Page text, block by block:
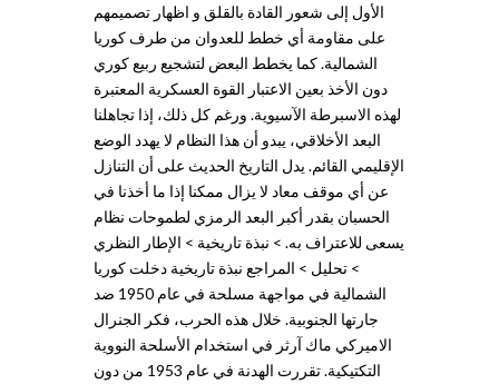
الأول إلى شعور القادة بالقلق و اظهار تصميمهم
على مقاومة أي خطط للعدوان من طرف كوريا
الشمالية. كما يخطط البعض لتشجيع ربيع كوري
دون الأخذ بعين الاعتبار القوة العسكرية المعتبرة
لهذه الاسبرطة الآسيوية. ورغم كل ذلك، إذا تجاهلنا
البعد الأخلاقي، يبدو أن هذا النظام لا يهدد الوضع
الإقليمي القائم. يدل التاريخ الحديث على أن التنازل
عن أي موقف معاد لا يزال ممكنا إذا ما أخذنا في
الحسبان بقدر أكبر البعد الرمزي لطموحات نظام
يسعى للاعتراف به. > نبذة تاريخية > الإطار النظري
> تحليل > المراجع نبذة تاريخية دخلت كوريا
الشمالية في مواجهة مسلحة في عام 1950 ضد
جارتها الجنوبية. خلال هذه الحرب، فكر الجنرال
الاميركي ماك آرثر في استخدام الأسلحة النووية
التكتيكية. تقررت الهدنة في عام 1953 من دون